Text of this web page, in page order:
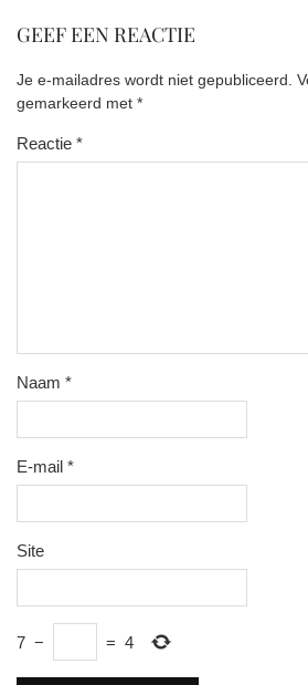
GEEF EEN REACTIE
Je e-mailadres wordt niet gepubliceerd.
gemarkeerd met *
Reactie *
Naam *
E-mail *
Site
7 − = 4